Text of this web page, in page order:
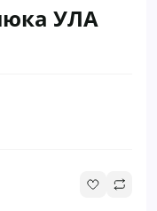
УЛА